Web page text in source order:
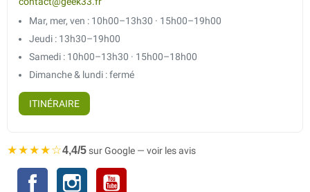
Mar, mer, ven : 10h00–13h30 · 15h00–19h00
Jeudi : 13h30–19h00
Samedi : 10h00–13h30 · 15h00–18h00
Dimanche & lundi : fermé
ITINÉRAIRE
★★★★☆4,4/5sur Google — voir les avis
Facebook Instagram